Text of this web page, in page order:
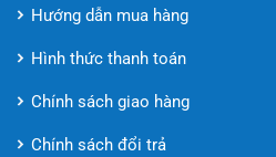
Hướng dẫn mua hàng
Hình thức thanh toán
Chính sách giao hàng
Chính sách đổi trả